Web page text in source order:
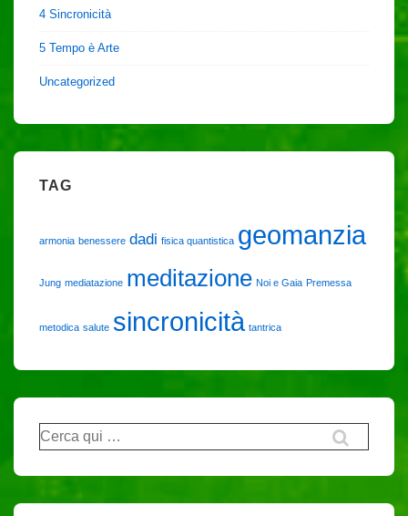
4 Sincronicità
5 Tempo è Arte
Uncategorized
TAG
armonia benessere dadi fisica quantistica geomanzia
Jung mediatazione meditazione Noi e Gaia Premessa
metodica salute sincronicità tantrica
Cerca: